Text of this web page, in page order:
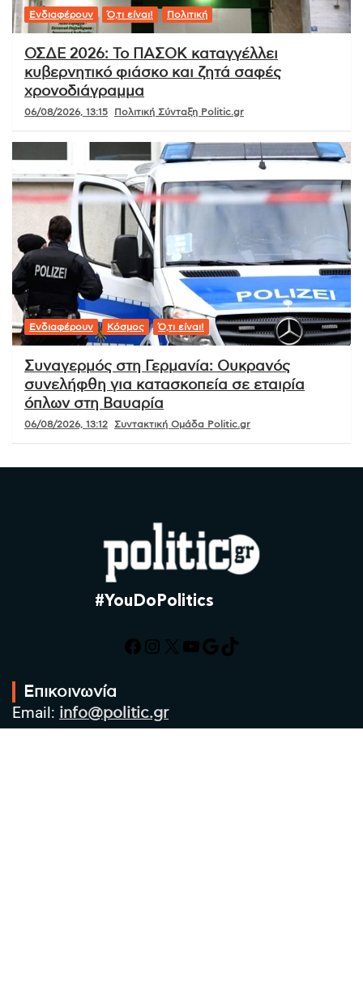
Ενδιαφέρουν Ό,τι είναι! Πολιτική
ΟΣΔΕ 2026: Το ΠΑΣΟΚ καταγγέλλει
κυβερνητικό φιάσκο και ζητά σαφές
χρονοδιάγραμμα
06/08/2026, 13:15 Πολιτική Σύνταξη Politic.gr
Ενδιαφέρουν Κόσμος Ό,τι είναι!
Συναγερμός στη Γερμανία: Ουκρανός
συνελήφθη για κατασκοπεία σε εταιρία
όπλων στη Βαυαρία
06/08/2026, 13:12 Συντακτική Ομάδα Politic.gr
#YouDoPolitics
Facebook
Instagram
X YouTube
Google
TikTok
Επικοινωνία
Email: info@politic.gr
Τηλ: